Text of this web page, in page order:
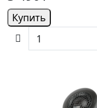
Купить